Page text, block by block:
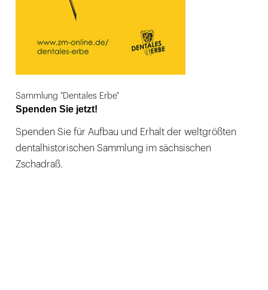
Sammlung "Dentales Erbe"
Spenden Sie jetzt!
Spenden Sie für Aufbau und Erhalt der weltgrößten
dentalhistorischen Sammlung im sächsischen
Zschadraß.